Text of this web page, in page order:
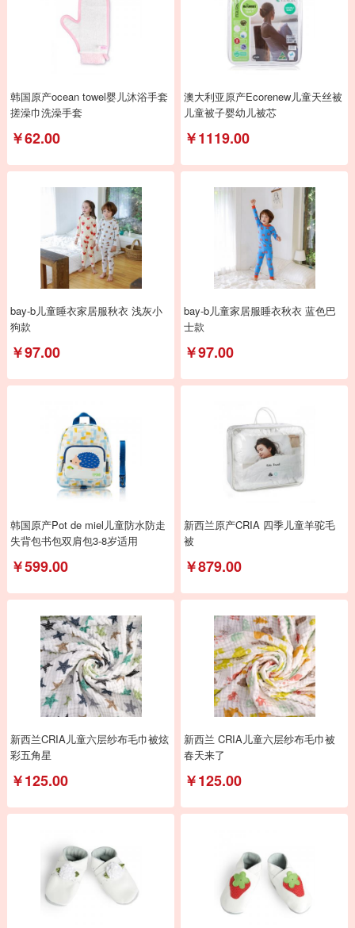
韩国原产ocean towel婴儿沐浴手套
搓澡巾洗澡手套
￥62.00
澳大利亚原产Ecorenew儿童天丝被
儿童被子婴幼儿被芯
￥1119.00
bay-b儿童睡衣家居服秋衣 浅灰小
狗款
￥97.00
bay-b儿童家居服睡衣秋衣 蓝色巴
士款
￥97.00
韩国原产Pot de miel儿童防水防走
失背包书包双肩包3-8岁适用
￥599.00
新西兰原产CRIA 四季儿童羊驼毛
被
￥879.00
新西兰CRIA儿童六层纱布毛巾被炫
彩五角星
￥125.00
新西兰 CRIA儿童六层纱布毛巾被
春天来了
￥125.00